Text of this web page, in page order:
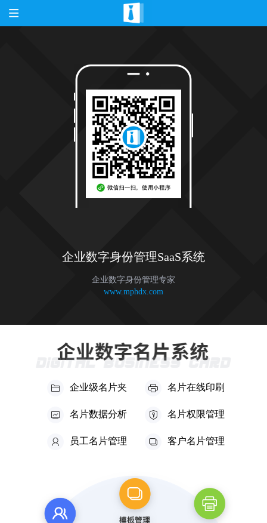
企业数字身份管理SaaS系统
企业数字身份管理专家
www.mphdx.com
企业级名片夹 名片在线印刷
名片数据分析 名片权限管理
员工名片管理 客户名片管理